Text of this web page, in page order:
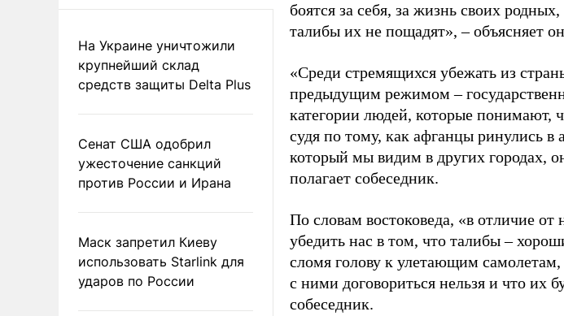
На Украине уничтожили
крупнейший склад
средств защиты Delta Plus
Сенат США одобрил
ужесточение санкций
против России и Ирана
Маск запретил Киеву
использовать Starlink для
ударов по России
боятся за себя, за жизнь своих
талибы их не пощадят», – объясняет
«Среди стремящихся убежать из
предыдущим режимом –
категории людей, которые понимают,
судя по тому, как афганцы ринулись в
который мы видим в других городах,
полагает собеседник.
По словам востоковеда, «в отличие
убедить нас в том, что талибы –
сломя голову к улетающим
с ними договориться нельзя и что их
собеседник.